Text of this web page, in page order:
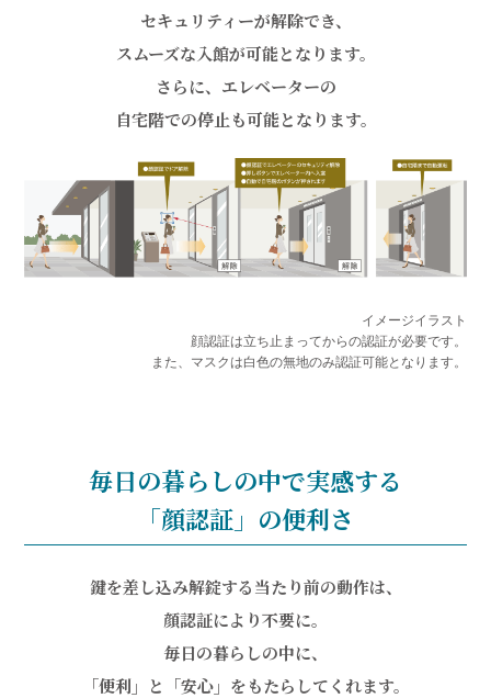
セキュリティーが解除でき、
スムーズな入館が可能となります。
さらに、エレベーターの
自宅階での停止も可能となります。
イメージイラスト
顔認証は立ち止まってからの認証が必要です。
また、マスクは白色の無地のみ認証可能となります。
毎日の暮らしの中で実感する
「顔認証」の便利さ
鍵を差し込み解錠する当たり前の動作は、
顔認証により不要に。
毎日の暮らしの中に、
「便利」と「安心」をもたらしてくれます。